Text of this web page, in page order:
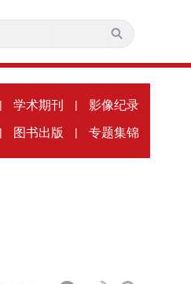
| 学术期刊 | 影像纪录
| 图书出版 | 专题集锦